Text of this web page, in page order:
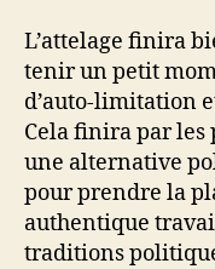
L’attelage finira
tenir un petit
d’auto-limitation
Cela finira par les
une alternative
pour prendre la
authentique
traditions